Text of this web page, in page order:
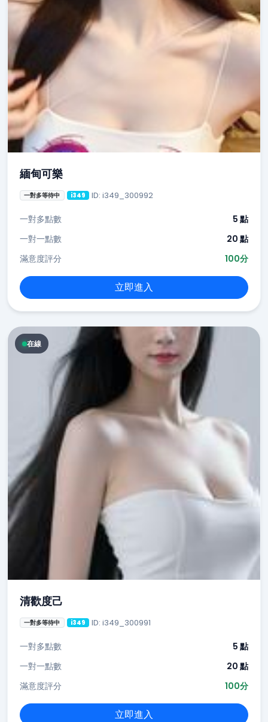
緬甸可樂
一對多等待中 i349 ID: i349_300992
一對多點數
5 點
一對一點數
20 點
滿意度評分
100分
立即進入
在線
清歡度己
一對多等待中 i349 ID: i349_300991
一對多點數
5 點
一對一點數
20 點
滿意度評分
100分
立即進入